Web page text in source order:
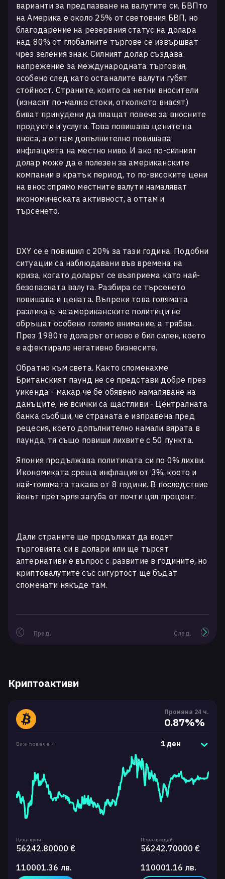
варианти за предпазване на валутите си. БВПто
на Америка е около 25% от световния БВП, но
благодарение на резервния статус на долара
над 80% от глобалните търгове се извършват
чрез зеления знак. Силният долар създава
напрежение за международната търговия,
особено след като останалите валути губят
стойност. Страните, които са нетни вносители
(изнасят по-малко стоки, отколкото внасят)
биват принудени да плащат повече за вносните
продукти и услуги. Това повишава цените на
вноса, а оттам допълнително повишава
инфлацията на местно ниво. И ако по-силният
долар може да е полезен за американските
компании в кратък период, то по-високите цени
на внос спрямо местните валути намаляват
икономическата активност, а оттам и
търсенето.
DXY се е повишил с 20% за тази година. Подобни
ситуации са наблюдавани във времена на
криза, когато доларът се възприема като най-
безопасната валута. Разбира се търсенето
повишава и цената. Въпреки това голямата
разлика е, че американските политици не
обръщат особено голямо внимание, а трябва.
През 1980те доларът отново е бил силен, което
е афектирало негативно бизнесите.
Обратно към света. Както споменахме
Британският паунд не се представи добре през
уикенда - макар че бе обявено намаляване на
данъците, не всички са щастливи - Централната
банка съобщи, че страната е изправена пред
рецесия, което допълнително намали вярата в
паунда, тя също повиши лихвите с 50 пункта.
Япония продължава политиката си по 0% лихви.
Икономиката среща инфлация от 3%, което и
най-голямата такава от 8 години. В последствие
йенът претърпя загуба от почти цял процент.
Дали страните ще продължат да водят
търговията си в долари или ще търсят
алтернативи e въпрос с развитие в годините, но
криптовалутите със сигуртост ще бъдат
споменати някъде там.
Пред. След.
Криптоактиви
Промяна 24 ч.
0.87%%
Виж повече 1 ден
Цена купи:
56242.80000 €
110001.36 лв.
Цена продай:
56242.70000 €
110001.16 лв.